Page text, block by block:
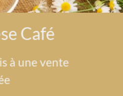
Café
à une vente